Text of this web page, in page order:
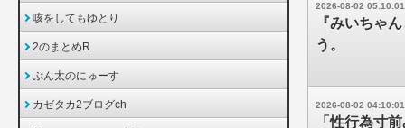
2026-08-02 05:10:01
『みいちゃ
う。
2026-08-02 04:10:01
「性行為寸
咳をしてもゆとり
2のまとめR
ぷん太のにゅーす
カゼタカ2ブログch